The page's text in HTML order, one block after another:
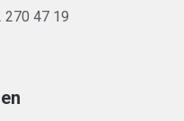
270 47 19